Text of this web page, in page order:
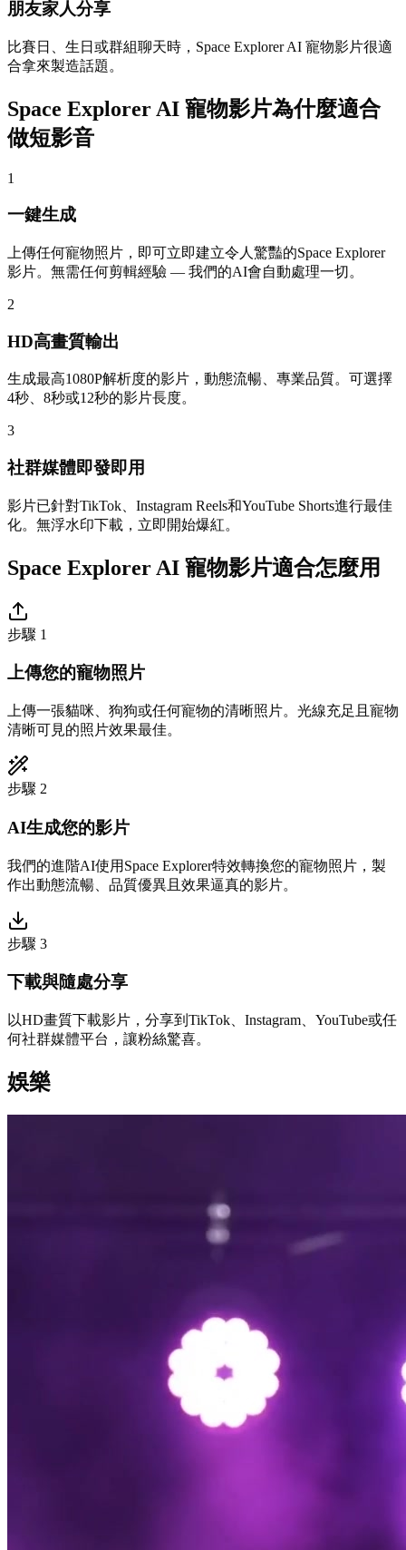
朋友家人分享
比賽日、生日或群組聊天時，Space Explorer AI 寵物影片很適
合拿來製造話題。
Space Explorer AI 寵物影片為什麼適合
做短影音
1
一鍵生成
上傳任何寵物照片，即可立即建立令人驚豔的Space Explorer
影片。無需任何剪輯經驗 — 我們的AI會自動處理一切。
2
HD高畫質輸出
生成最高1080P解析度的影片，動態流暢、專業品質。可選擇
4秒、8秒或12秒的影片長度。
3
社群媒體即發即用
影片已針對TikTok、Instagram Reels和YouTube Shorts進行最佳
化。無浮水印下載，立即開始爆紅。
Space Explorer AI 寵物影片適合怎麼用
步驟 1
上傳您的寵物照片
上傳一張貓咪、狗狗或任何寵物的清晰照片。光線充足且寵物
清晰可見的照片效果最佳。
步驟 2
AI生成您的影片
我們的進階AI使用Space Explorer特效轉換您的寵物照片，製
作出動態流暢、品質優異且效果逼真的影片。
步驟 3
下載與隨處分享
以HD畫質下載影片，分享到TikTok、Instagram、YouTube或任
何社群媒體平台，讓粉絲驚喜。
娛樂